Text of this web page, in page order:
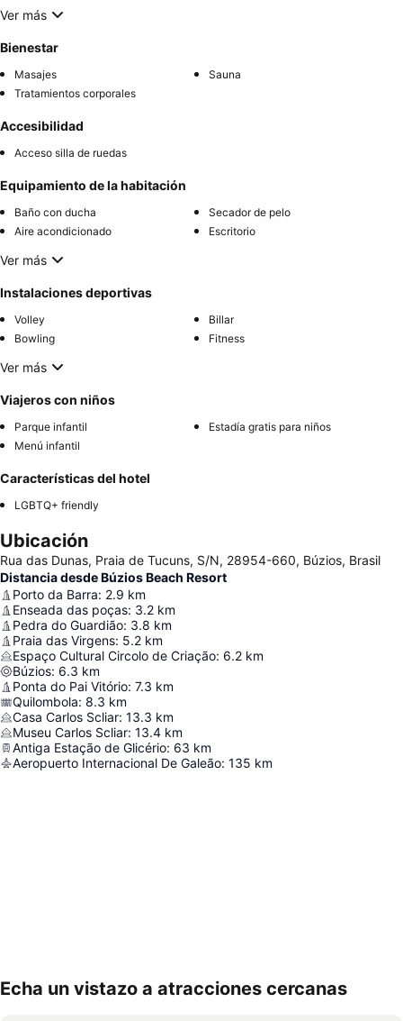
Ver más
Bienestar
Masajes
Sauna
Tratamientos corporales
Accesibilidad
Acceso silla de ruedas
Equipamiento de la habitación
Baño con ducha
Secador de pelo
Aire acondicionado
Escritorio
Ver más
Instalaciones deportivas
Volley
Billar
Bowling
Fitness
Ver más
Viajeros con niños
Parque infantil
Estadía gratis para niños
Menú infantil
Características del hotel
LGBTQ+ friendly
Ubicación
Rua das Dunas, Praia de Tucuns, S/N, 28954-660, Búzios, Brasil
Distancia desde Búzios Beach Resort
Porto da Barra: 2.9 km
Enseada das poças: 3.2 km
Pedra do Guardião: 3.8 km
Praia das Virgens: 5.2 km
Espaço Cultural Circolo de Criação: 6.2 km
Búzios: 6.3 km
Ponta do Pai Vitório: 7.3 km
Quilombola: 8.3 km
Casa Carlos Scliar: 13.3 km
Museu Carlos Scliar: 13.4 km
Antiga Estação de Glicério: 63 km
Aeropuerto Internacional De Galeão: 135 km
Echa un vistazo a atracciones cercanas